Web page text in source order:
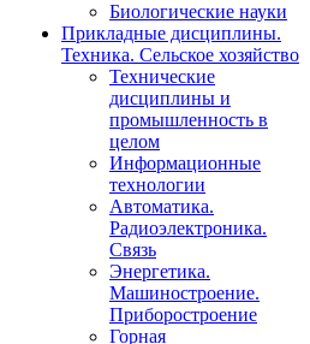
Биологические науки
Прикладные дисциплины.
Техника. Сельское хозяйство
Технические
дисциплины и
промышленность в
целом
Информационные
технологии
Автоматика.
Радиоэлектроника.
Связь
Энергетика.
Машиностроение.
Приборостроение
Горная